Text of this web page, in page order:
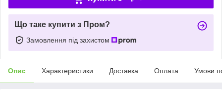
Що таке купити з Пром?
Замовлення під захистом
Опис Характеристики Доставка Оплата Умови